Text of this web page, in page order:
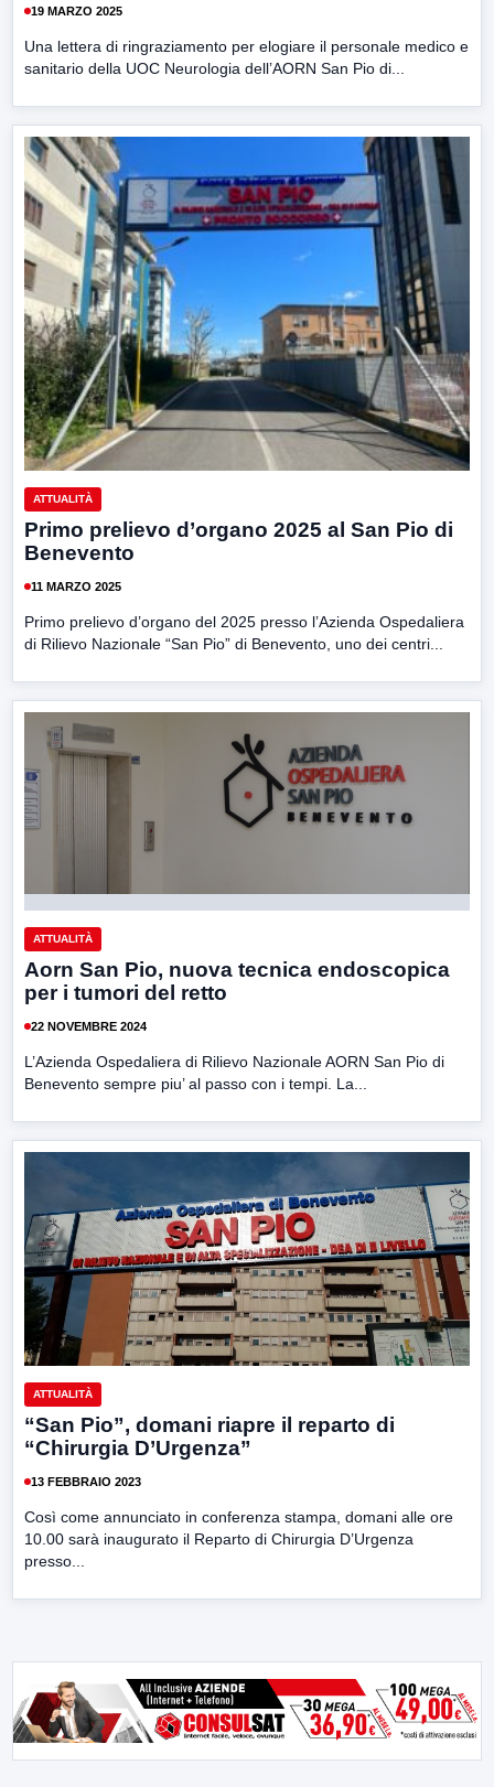
19 MARZO 2025
Una lettera di ringraziamento per elogiare il personale medico e
sanitario della UOC Neurologia dell’AORN San Pio di...
ATTUALITÀ
Primo prelievo d’organo 2025 al San Pio di
Benevento
11 MARZO 2025
Primo prelievo d’organo del 2025 presso l’Azienda Ospedaliera
di Rilievo Nazionale “San Pio” di Benevento, uno dei centri...
ATTUALITÀ
Aorn San Pio, nuova tecnica endoscopica
per i tumori del retto
22 NOVEMBRE 2024
L’Azienda Ospedaliera di Rilievo Nazionale AORN San Pio di
Benevento sempre piu’ al passo con i tempi. La...
ATTUALITÀ
“San Pio”, domani riapre il reparto di
“Chirurgia D’Urgenza”
13 FEBBRAIO 2023
Così come annunciato in conferenza stampa, domani alle ore
10.00 sarà inaugurato il Reparto di Chirurgia D’Urgenza
presso...